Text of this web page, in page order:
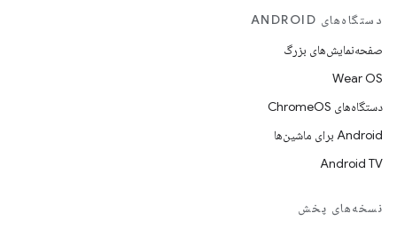
دستگاه‌های ANDROID
صفحه‌نمایش‌های بزرگ
Wear OS
دستگاه‌های ChromeOS
Android برای ماشین‌ها
Android TV
نسخه‌های پخش